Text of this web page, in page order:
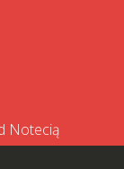
Notecią